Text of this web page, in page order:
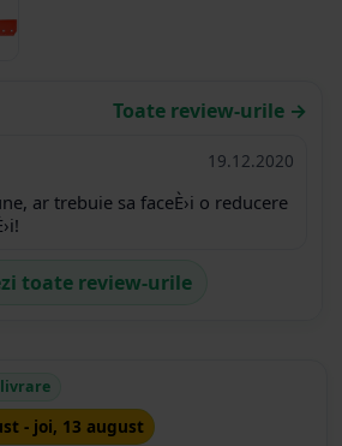
Toate review-urile →
19.12.2020
sa faceÈ›i o reducere
toate review-urile
- joi, 13 august